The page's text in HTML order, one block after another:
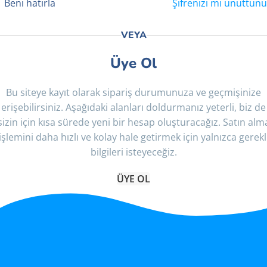
Şifrenizi mi
Beni hatırla
VEYA
Üye Ol
Bu siteye kayıt olarak sipariş durumunuza ve geçmişinize
erişebilirsiniz. Aşağıdaki alanları doldurmanız yeterli, biz de
için kısa sürede yeni bir hesap oluşturacağız. Satın
daha hızlı ve kolay hale getirmek için yalnızca
bilgileri isteyeceğiz.
ÜYE OL